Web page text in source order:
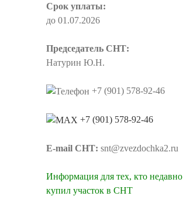
Срок уплаты:
до 01.07.2026
Председатель СНТ:
Натурин Ю.Н.
+7 (901) 578-92-46
+7 (901) 578-92-46
E-mail СНТ: snt@zvezdochka2.ru
Информация для тех, кто недавно
купил участок в СНТ